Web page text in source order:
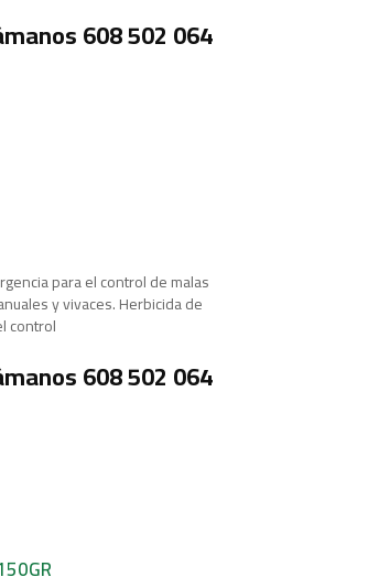
608 502 064
para el control de malas
y vivaces. Herbicida de
control
608 502 064